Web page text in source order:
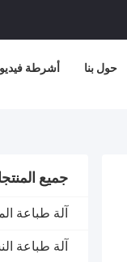
أشرطة فيديو حول بنا
جميع
آلة طباعة
آلة طباعة